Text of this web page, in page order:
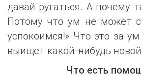
давай ругаться. А почему
Потому что ум не может
успокоимся!» Что это за
выищет какой-нибудь
Что есть